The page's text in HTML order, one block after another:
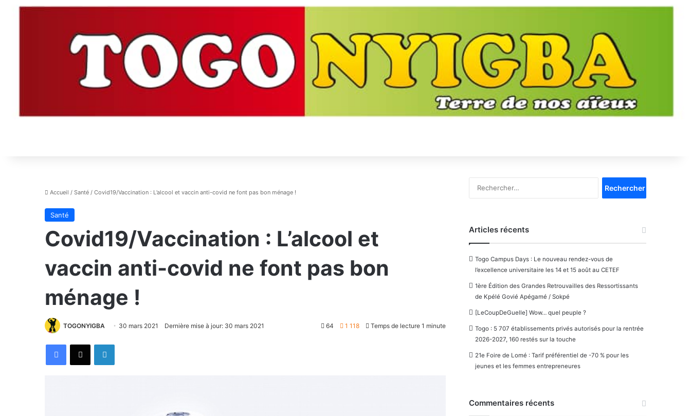
Accueil / Santé / Covid19/Vaccination : L’alcool et vaccin anti-covid ne font pas bon ménage !
Santé
Covid19/Vaccination : L’alcool et
vaccin anti-covid ne font pas bon
ménage !
TOGONYIGBA 30 mars 2021 Dernière mise à jour: 30 mars 2021 64 1 118 Temps de lecture 1 minute
FacebookX Linkedin
Articles récents
Togo Campus Days : Le nouveau rendez-vous de
l’excellence universitaire les 14 et 15 août au CETEF
1ère Édition des Grandes Retrouvailles des Ressortissants
de Kpélé Govié Apégamé / Sokpé
[LeCoupDeGuelle] Wow… quel peuple ?
Togo : 5 707 établissements privés autorisés pour la rentrée
2026-2027, 160 restés sur la touche
21e Foire de Lomé : Tarif préférentiel de -70 % pour les
jeunes et les femmes entrepreneures
Commentaires récents